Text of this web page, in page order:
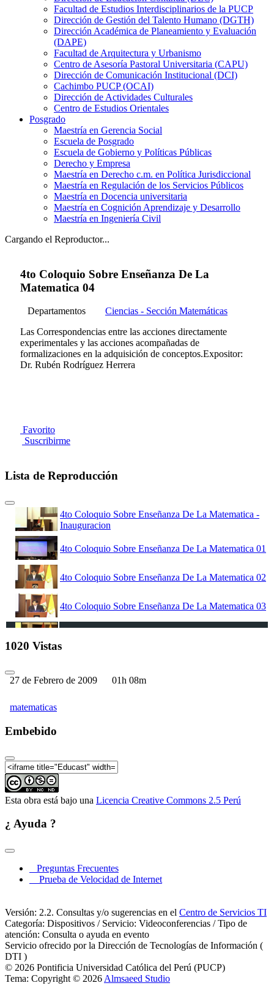
Facultad de Estudios Interdisciplinarios de la PUCP
Dirección de Gestión del Talento Humano (DGTH)
Dirección Académica de Planeamiento y Evaluación
(DAPE)
Facultad de Arquitectura y Urbanismo
Centro de Asesoría Pastoral Universitaria (CAPU)
Dirección de Comunicación Institucional (DCI)
Cachimbo PUCP (OCAI)
Dirección de Actividades Culturales
Centro de Estudios Orientales
Posgrado
Maestría en Gerencia Social
Escuela de Posgrado
Escuela de Gobierno y Políticas Públicas
Derecho y Empresa
Maestría en Derecho c.m. en Política Jurisdiccional
Maestría en Regulación de los Servicios Públicos
Maestría en Docencia universitaria
Maestría en Cognición Aprendizaje y Desarrollo
Maestría en Ingeniería Civil
Cargando el Reproductor...
4to Coloquio Sobre Enseñanza De La
Matematica 04
Departamentos
Ciencias - Sección Matemáticas
Las Correspondencias entre las acciones directamente
experimentales y las acciones acompañadas de
formalizaciones en la adquisición de conceptos.Expositor:
Dr. Rubén Rodríguez Herrera
Favorito
Suscribirme
Lista de Reproducción
4to Coloquio Sobre Enseñanza De La Matematica -
Inauguracion
4to Coloquio Sobre Enseñanza De La Matematica 01
4to Coloquio Sobre Enseñanza De La Matematica 02
4to Coloquio Sobre Enseñanza De La Matematica 03
1020 Vistas
27 de Febrero de 2009 01h 08m
matematicas
Embebido
Esta obra está bajo una Licencia Creative Commons 2.5 Perú
¿ Ayuda ?
Preguntas Frecuentes
Prueba de Velocidad de Internet
Versión: 2.2. Consultas y/o sugerencias en el Centro de Servicios TI
Categoría: Dispositivos / Servicio: Videoconferencias / Tipo de
atención: Consulta o ayuda en evento
Servicio ofrecido por la Dirección de Tecnologías de Información (
DTI )
© 2026 Pontificia Universidad Católica del Perú (PUCP)
Tema: Copyright © 2026 Almsaeed Studio